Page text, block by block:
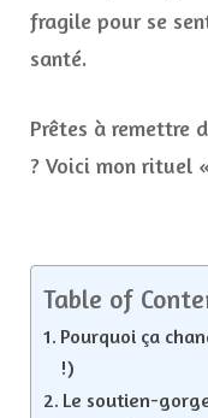
fragile pour se
santé.
Prêtes à remettre
? Voici mon rituel
Table of
Pourquoi ça
!)
Le soutien-